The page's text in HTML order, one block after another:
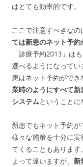
はとても効率的です。
ここで注意すべきなの
ては新患のネット予
「診療予約2013」は
選べるようになって
患はネット予約がで
業時のようにすべて
システムということに
新患でもネット予約
様々な施策を十分に
てくることもありま
よって違いますが、 新